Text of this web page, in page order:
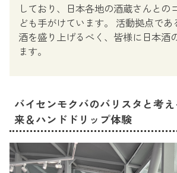
しており、日本各地の酒蔵さんとの
ども手がけています。 活動拠点で
酒を盛り上げるべく、皆様に日本酒
ます。
バイセンモクバのバリスタと考
来＆ハンドドリップ体験